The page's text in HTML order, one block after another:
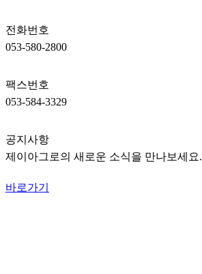
전화번호
053-580-2800
팩스번호
053-584-3329
공지사항
제이아그로의 새로운 소식을 만나보세요.
바로가기